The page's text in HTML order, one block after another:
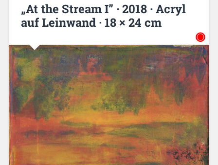
„At the Stream I” · 2018 · Acryl
auf Leinwand · 18 × 24 cm
◉